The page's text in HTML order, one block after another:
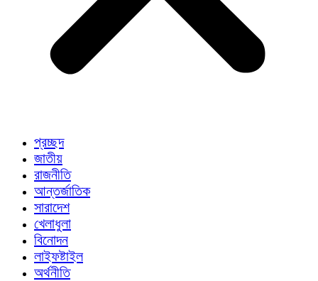
প্রচ্ছদ
জাতীয়
রাজনীতি
আন্তর্জাতিক
সারাদেশ
খেলাধুলা
বিনোদন
লাইফষ্টাইল
অর্থনীতি